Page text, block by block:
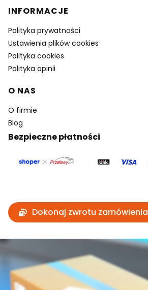
INFORMACJE
Polityka prywatności
Ustawienia plików cookies
Polityka cookies
Polityka opinii
O NAS
O firmie
Blog
Bezpieczne płatności
Dokonaj zwrotu zamówienia